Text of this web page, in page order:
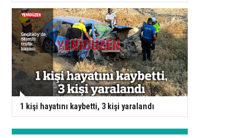
1 kişi hayatını kaybetti, 3 kişi yaralandı